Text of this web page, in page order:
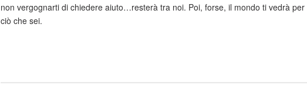
non vergognarti di chiedere aiuto…resterà tra noi. Poi, forse, il mondo ti vedrà per
ciò che sei.